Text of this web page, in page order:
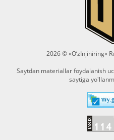
2026 © «O‘zInjiniring»
Saytdan materiallar foydalanish
saytiga